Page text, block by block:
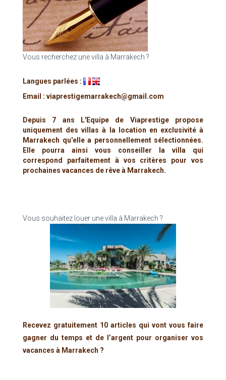
Vous recherchez une villa à Marrakech ?
Langues parlées :
Email : viaprestigemarrakech@gmail.com
Depuis 7 ans L'Equipe de Viaprestige propose
uniquement des villas à la location en exclusivité à
Marrakech qu'elle a personnellement sélectionnées.
Elle pourra ainsi vous conseiller la villa qui
correspond parfaitement à vos critères pour vos
prochaines vacances de rêve à Marrakech.
Vous souhaitez louer une villa à Marrakech ?
Recevez gratuitement 10 articles qui vont vous faire
gagner du temps et de l’argent pour organiser vos
vacances à Marrakech ?